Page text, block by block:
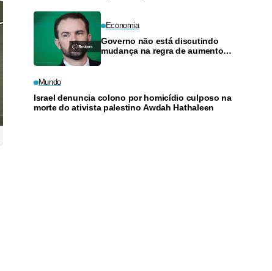
Economia
Governo não está discutindo
mudança na regra de aumento
Mundo
Israel denuncia colono por homicídio culposo na
morte do ativista palestino Awdah Hathaleen